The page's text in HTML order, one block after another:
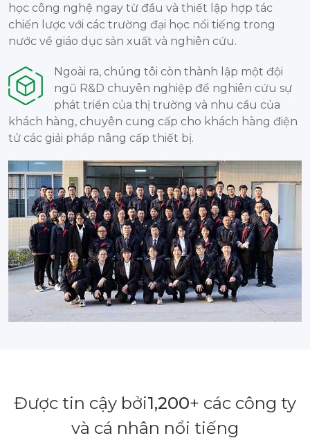
học công nghệ ngay từ đầu và thiết lập hợp tác
chiến lược với các trường đại học nổi tiếng trong
nước về giáo dục sản xuất và nghiên cứu.
Ngoài ra, chúng tôi còn thành lập một đội
ngũ R&D chuyên nghiệp để nghiên cứu sự
phát triển của thị trường và nhu cầu của
khách hàng, chuyên cung cấp cho khách hàng điện
tử các giải pháp nâng cấp thiết bị.
Được tin cậy bởi1,200+ các công ty
và cá nhân nổi tiếng